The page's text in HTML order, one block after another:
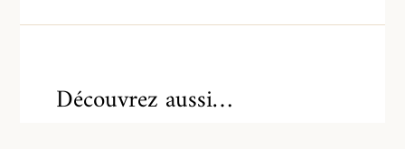
Découvrez aussi…